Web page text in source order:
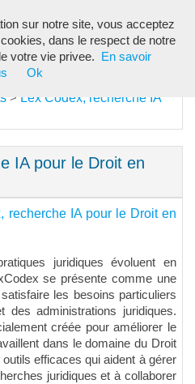
> Lex Codex, recherche IA
IA pour le Droit en
recherche IA pour le Droit en
juridiques évoluent en
se présente comme une
les besoins particuliers
administrations juridiques.
créée pour améliorer le
dans le domaine du Droit
efficaces qui aident à gérer
juridiques et à collaborer
sur notre site, vous acceptez
dans le respect de notre
votre vie privee.
En savoir
Ok